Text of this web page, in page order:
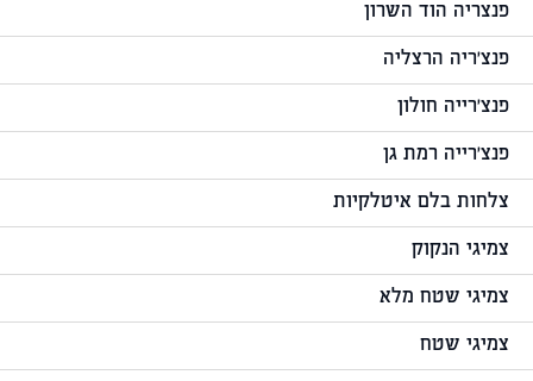
פנצריה הוד השרון
פנצ'ריה הרצליה
פנצ'רייה חולון
פנצ'רייה רמת גן
צלחות בלם איטלקיות
צמיגי הנקוק
צמיגי שטח מלא
צמיגי שטח